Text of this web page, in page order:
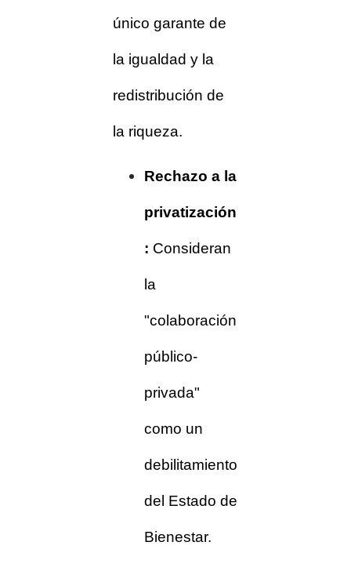
único garante de
la igualdad y la
redistribución de
la riqueza.
Rechazo a la
privatización
: Consideran
la
"colaboración
público-
privada"
como un
debilitamiento
del Estado de
Bienestar.